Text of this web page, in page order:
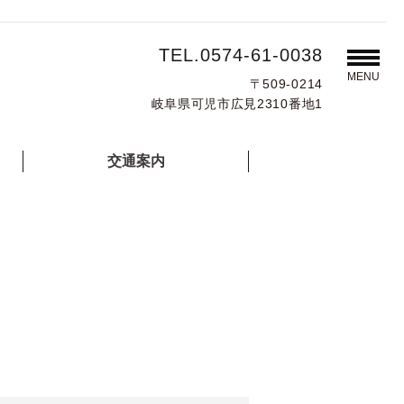
TEL.0574-61-0038
〒509-0214
岐阜県可児市広見2310番地1
MENU
交通案内